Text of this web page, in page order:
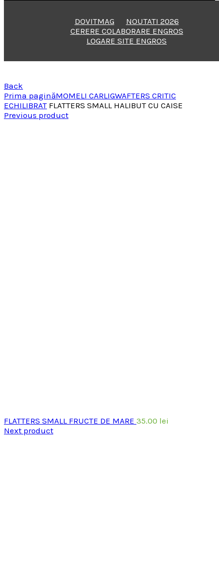
DOVITMAG
NOUTATI 2026
CERERE COLABORARE ENGROS
LOGARE SITE ENGROS
Back
Prima paginăMOMELI CARLIGWAFTERS CRITIC
ECHILIBRAT FLATTERS SMALL HALIBUT CU CAISE
Previous product
FLATTERS SMALL FRUCTE DE MARE 35.00 lei
Next product